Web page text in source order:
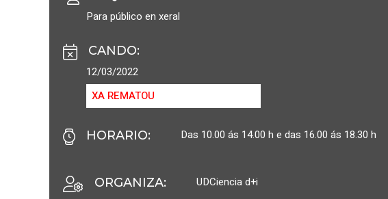
Para público en xeral
CANDO:
12/03/2022
XA REMATOU
HORARIO: Das 10.00 ás 14.00 h e das 16.00 ás 18.30 h
ORGANIZA: UDCiencia d+i